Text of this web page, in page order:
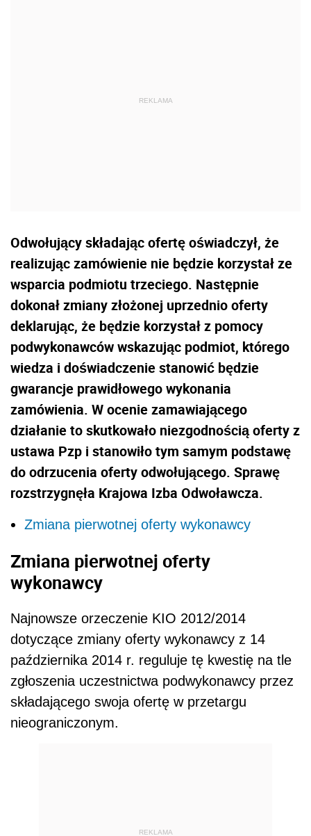
Odwołujący składając ofertę oświadczył, że
realizując zamówienie nie będzie korzystał ze
wsparcia podmiotu trzeciego. Następnie
dokonał zmiany złożonej uprzednio oferty
deklarując, że będzie korzystał z pomocy
podwykonawców wskazując podmiot, którego
wiedza i doświadczenie stanowić będzie
gwarancje prawidłowego wykonania
zamówienia. W ocenie zamawiającego
działanie to skutkowało niezgodnością oferty z
ustawa Pzp i stanowiło tym samym podstawę
do odrzucenia oferty odwołującego. Sprawę
rozstrzygnęła Krajowa Izba Odwoławcza.
Zmiana pierwotnej oferty wykonawcy
Zmiana pierwotnej oferty
wykonawcy
Najnowsze orzeczenie KIO 2012/2014
dotyczące zmiany oferty wykonawcy z 14
października 2014 r. reguluje tę kwestię na tle
zgłoszenia uczestnictwa podwykonawcy przez
składającego swoja ofertę w przetargu
nieograniczonym.
REKLAMA